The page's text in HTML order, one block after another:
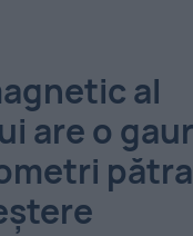
al
are o